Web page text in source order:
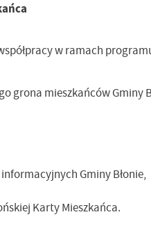
w ramach
grona mieszkańców
Gminy Błonie,
Karty Mieszkańca.